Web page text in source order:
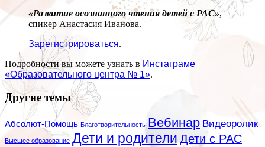
«Развитие осознанного чтения детей с РАС»,
спикер Анастасия Иванова.
Зарегистрироваться.
Подробности вы можете узнать в Инстаграме
«Образовательного центра № 1».
Другие темы
Абсолют-Помощь Благотворительность Вебинар Видеоролик
Высшее образование Дети и родители Дети с РАС